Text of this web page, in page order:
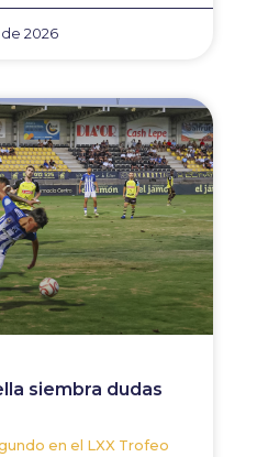
2026
siembra dudas
en el LXX Trofeo